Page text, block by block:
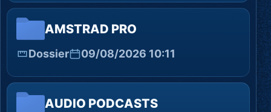
AMSTRAD PRO
Dossier 09/08/2026 10:11
AUDIO PODCASTS